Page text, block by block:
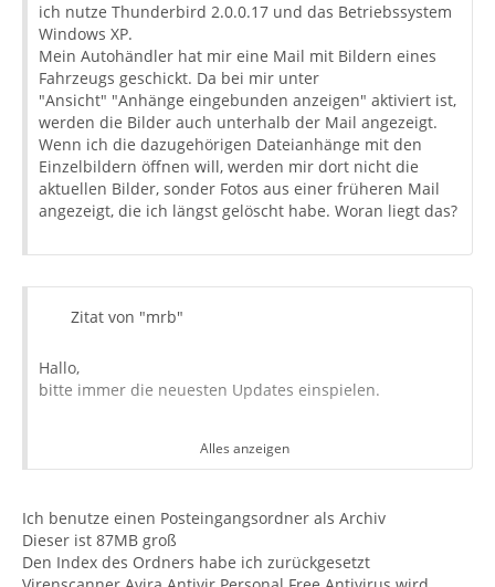
ich nutze Thunderbird 2.0.0.17 und das Betriebssystem
Windows XP.
Mein Autohändler hat mir eine Mail mit Bildern eines
Fahrzeugs geschickt. Da bei mir unter
"Ansicht" "Anhänge eingebunden anzeigen" aktiviert ist,
werden die Bilder auch unterhalb der Mail angezeigt.
Wenn ich die dazugehörigen Dateianhänge mit den
Einzelbildern öffnen will, werden mir dort nicht die
aktuellen Bilder, sonder Fotos aus einer früheren Mail
angezeigt, die ich längst gelöscht habe. Woran liegt das?
Zitat von "mrb"
Hallo,
bitte immer die neuesten Updates einspielen.
Keine Ahnung. Versuchen wir es herauszufinden.
Wie groß ist dieser?
Größe der Ordner mit Hilfe der
3.2 Info-Spalten anzeigen lassen
anzeigen lassen.
Den Index der Ordner zurücksetzen: Rechtsklick auf den
Alles anzeigen
Ich benutze einen Posteingangsordner als Archiv
Dieser ist 87MB groß
Den Index des Ordners habe ich zurückgesetzt